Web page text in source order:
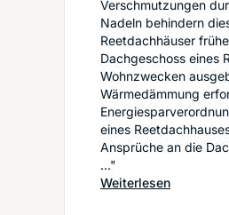
Verschmutzungen
Nadeln behindern
Reetdachhäuser
Dachgeschoss eines
Wohnzwecken
Wärmedämmung
eines
Ansprüche an die
..."
Weiterlesen: Richtig